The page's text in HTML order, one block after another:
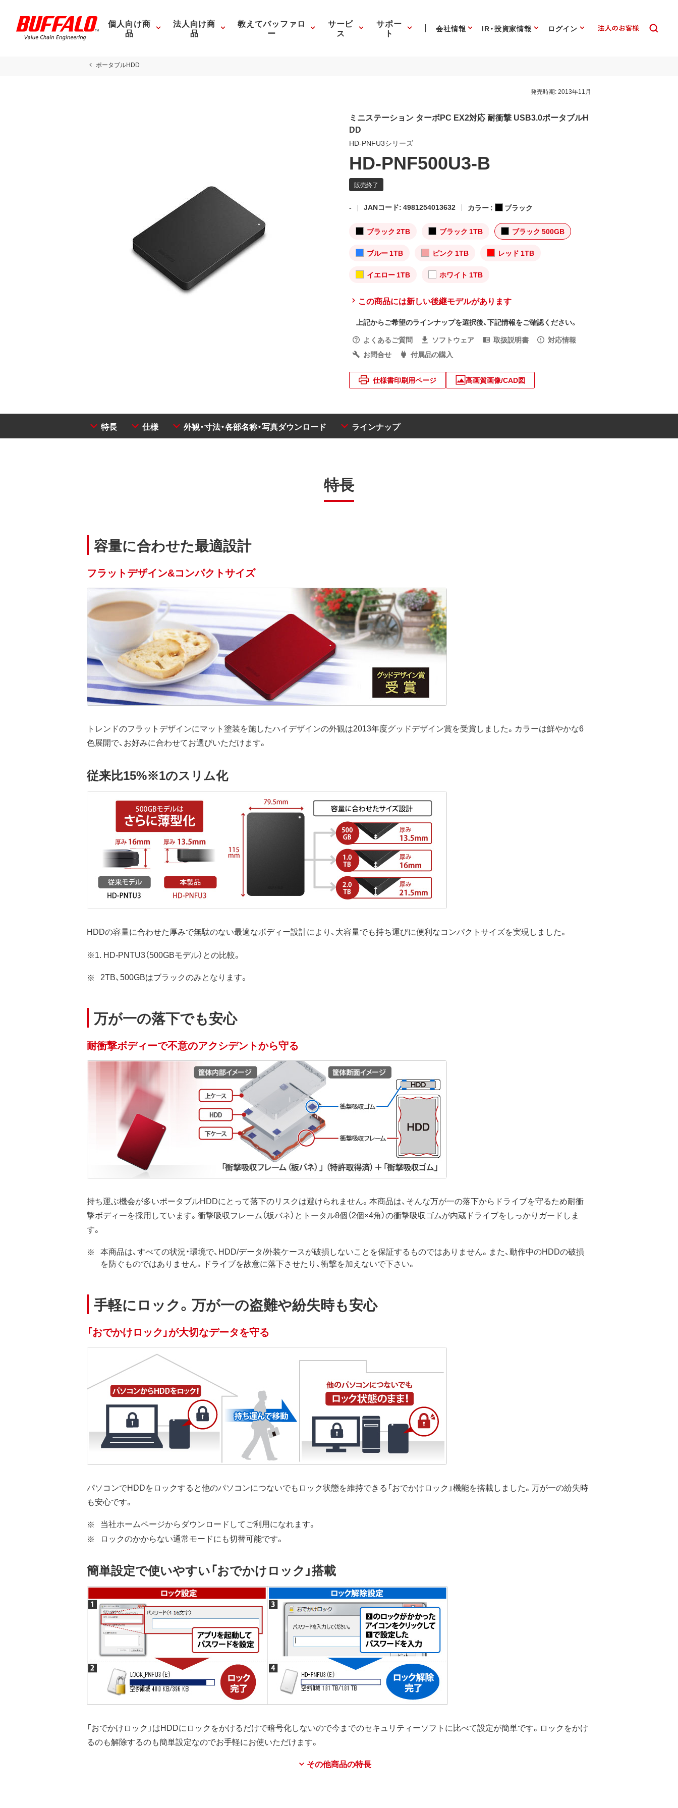
個人向け商
品
法人向け商
品
教えてバッファロ
ー
サービ
ス
サポー
ト 会社情報 IR・投資家情報 ログイン
ポータブルHDD
発売時期:2013年11月
ミニステーション ターボPC EX2対応 耐衝撃 USB3.0ポータブルH
DD
HD-PNFU3シリーズ
HD-PNF500U3-B
- JANコード: 4981254013632 カラー : ブラック
ブラック 2TB ブラック 1TB ブラック 500GB
ブルー 1TB ピンク 1TB レッド 1TB
イエロー 1TB ホワイト 1TB
この商品には新しい後継モデルがあります
上記からご希望のラインナップを選択後、下記情報をご確認ください。
よくあるご質問
ソフトウェア 取扱説明書
対応情報
お問合せ
付属品の購入
仕様書印刷用ページ 高画質画像/CAD図
特長 仕様 外観・寸法・各部名称・写真ダウンロード ラインナップ
特長
容量に合わせた最適設計
フラットデザイン&コンパクトサイズ
トレンドのフラットデザインにマット塗装を施したハイデザインの外観は2013年度グッドデザイン賞を受賞しました。カラーは鮮やかな6
色展開で、お好みに合わせてお選びいただけます。
従来比15%※1のスリム化
HDDの容量に合わせた厚みで無駄のない最適なボディー設計により、大容量でも持ち運びに便利なコンパクトサイズを実現しました。
※1. HD-PNTU3（500GBモデル）との比較。
2TB、500GBはブラックのみとなります。
万が一の落下でも安心
耐衝撃ボディーで不意のアクシデントから守る
持ち運ぶ機会が多いポータブルHDDにとって落下のリスクは避けられません。本商品は、そんな万が一の落下からドライブを守るため耐衝
撃ボディーを採用しています。衝撃吸収フレーム（板バネ）とトータル8個（2個×4角）の衝撃吸収ゴムが内蔵ドライブをしっかりガードしま
す。
本商品は、すべての状況・環境で、HDD/データ/外装ケースが破損しないことを保証するものではありません。また、動作中のHDDの破損
を防ぐものではありません。ドライブを故意に落下させたり、衝撃を加えないで下さい。
手軽にロック。万が一の盗難や紛失時も安心
「おでかけロック」が大切なデータを守る
パソコンでHDDをロックすると他のパソコンにつないでもロック状態を維持できる「おでかけロック」機能を搭載しました。万が一の紛失時
も安心です。
当社ホームページからダウンロードしてご利用になれます。
ロックのかからない通常モードにも切替可能です。
簡単設定で使いやすい「おでかけロック」搭載
「おでかけロック」はHDDにロックをかけるだけで暗号化しないので今までのセキュリティーソフトに比べて設定が簡単です。ロックをかけ
るのも解除するのも簡単設定なのでお手軽にお使いただけます。
その他商品の特長